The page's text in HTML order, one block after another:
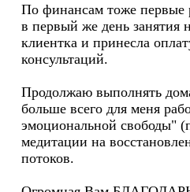
По финансам тоже первые
в первый же день занятия
клиентка и принесла
консультаций.
Продолжаю выполнять
больше всего для меня
эмоциональной свободы"
медитации на
потоков.